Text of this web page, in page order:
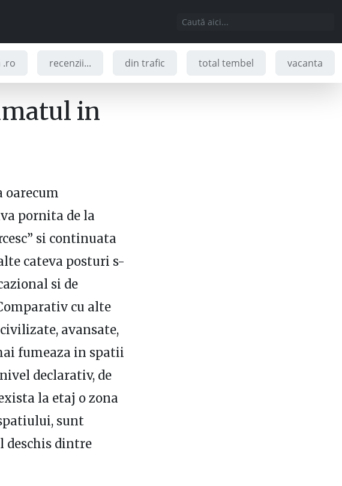
.ro recenzii... din trafic total tembel vacanta
in
oarecum
pornita de la
si continuata
cateva posturi s-
si de
cu alte
avansate,
fumeaza in spatii
declarativ, de
la etaj o zona
sunt
deschis dintre